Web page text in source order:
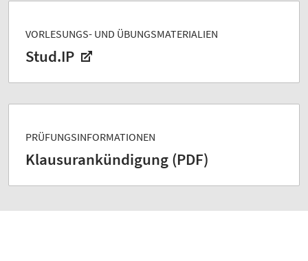
VORLESUNGS- UND ÜBUNGSMATERIALIEN
Stud.IP
PRÜFUNGSINFORMATIONEN
Klausurankündigung (PDF)